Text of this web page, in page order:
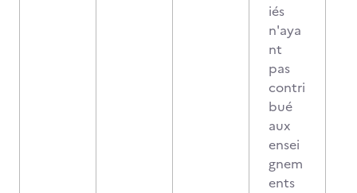
iés
n'aya
nt
pas
contri
bué
aux
ensei
gnem
ents